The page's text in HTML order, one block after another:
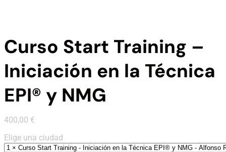
Curso Start Training –
Iniciación en la Técnica
EPI® y NMG
400,00 €
Elige una ciudad